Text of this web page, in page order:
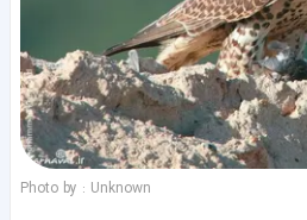
Photo by : Unknown